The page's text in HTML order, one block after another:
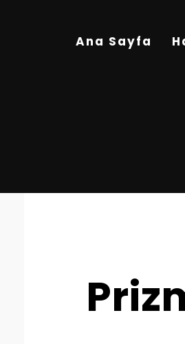
Ana Sayfa